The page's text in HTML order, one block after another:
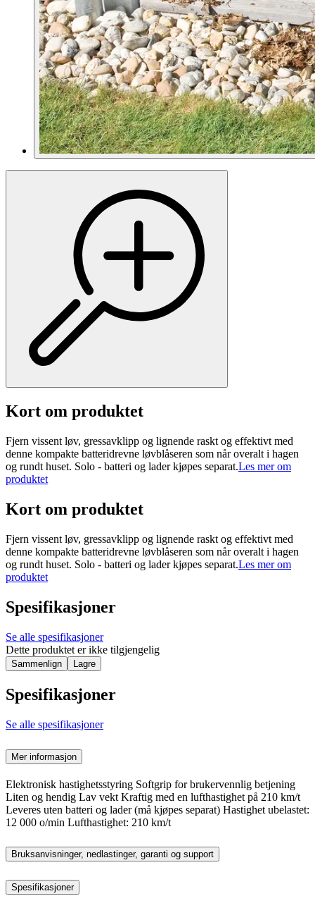
Kort om produktet
Fjern vissent løv, gressavklipp og lignende raskt og effektivt med
denne kompakte batteridrevne løvblåseren som når overalt i hagen
og rundt huset. Solo - batteri og lader kjøpes separat.Les mer om
produktet
Kort om produktet
Fjern vissent løv, gressavklipp og lignende raskt og effektivt med
denne kompakte batteridrevne løvblåseren som når overalt i hagen
og rundt huset. Solo - batteri og lader kjøpes separat.Les mer om
produktet
Spesifikasjoner
Se alle spesifikasjoner
Dette produktet er ikke tilgjengelig
Sammenlign Lagre
Spesifikasjoner
Se alle spesifikasjoner
Mer informasjon
Elektronisk hastighetsstyring Softgrip for brukervennlig betjening
Liten og hendig Lav vekt Kraftig med en lufthastighet på 210 km/t
Leveres uten batteri og lader (må kjøpes separat) Hastighet ubelastet:
12 000 o/min Lufthastighet: 210 km/t
Bruksanvisninger, nedlastinger, garanti og support
Spesifikasjoner